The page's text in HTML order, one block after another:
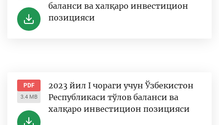
баланси ва халқаро инвестицион
позицияси
PDF
3.4 MB
2023 йил I чораги учун Ўзбекистон
Республикаси тўлов баланси ва
халқаро инвестицион позицияси